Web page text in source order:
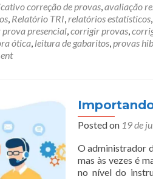
correção de provas,avaliação
, Relatório TRI,relatórios estatísticos,
presencial,corrigir provas,
ótica, leitura de gabaritos,provas
Posted on 19 de
O administrador
mas às vezes é
no nível do